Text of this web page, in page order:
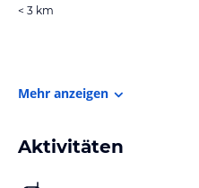
< 3 km
Mehr anzeigen
Aktivitäten